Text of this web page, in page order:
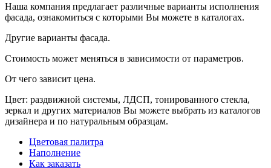
Наша компания предлагает различные варианты исполнения
фасада, ознакомиться с которыми Вы можете в каталогах.
Другие варианты фасада.
Стоимость может меняться в зависимости от параметров.
От чего зависит цена.
Цвет: раздвижной системы, ЛДСП, тонированного стекла,
зеркал и других материалов Вы можете выбрать из каталогов
дизайнера и по натуральным образцам.
Цветовая палитра
Наполнение
Как заказать